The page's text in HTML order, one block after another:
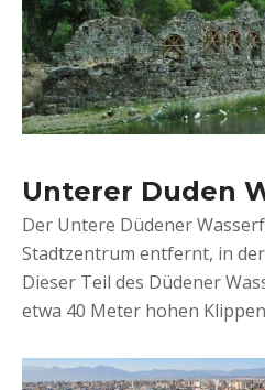
Unterer Duden
Der Untere Düdener
Stadtzentrum entfernt, in
Dieser Teil des Düdener
etwa 40 Meter hohen